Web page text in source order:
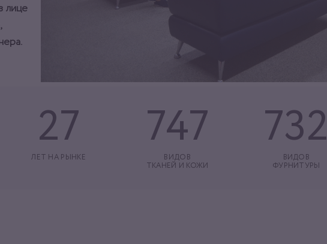
лице
27
ЛЕТ НА РЫНКЕ
747
ВИДОВ
ТКАНЕЙ И КОЖИ
732
ВИДОВ
ФУРНИТУРЫ